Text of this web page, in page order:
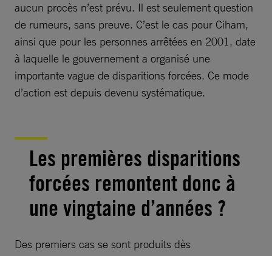
aucun procès n’est prévu. Il est seulement question
de rumeurs, sans preuve. C’est le cas pour Ciham,
ainsi que pour les personnes arrêtées en 2001, date
à laquelle le gouvernement a organisé une
importante vague de disparitions forcées. Ce mode
d’action est depuis devenu systématique.
Les premières disparitions
forcées remontent donc à
une vingtaine d’années ?
Des premiers cas se sont produits dès